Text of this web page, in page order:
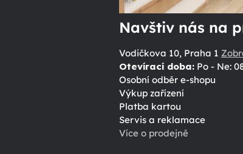
Navštiv nás na
Vodičkova 10, Praha 1
Otevírací doba:Po - Ne:
Osobní odběr e-shopu
Výkup zařízení
Platba kartou
Servis a reklamace
Více o prodejně